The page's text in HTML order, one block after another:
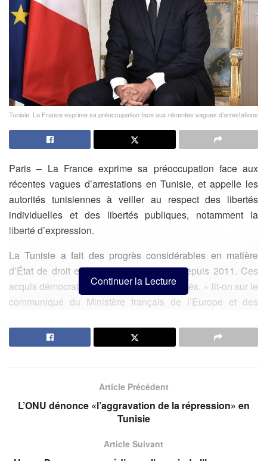
Tunisie: La France exprime sa préoccupation face aux récentes vagues d’arrestations
Paris – La France exprime sa préoccupation face aux
récentes vagues d’arrestations en Tunisie, et appelle les
autorités tunisiennes à veiller au respect des libertés
individuelles et des libertés publiques, notamment la
liberté d’expression.
La Tunisie a fait des progrès considérables en matière
d’État de droit et de libertés publiques depuis 2011. Ces
acquis démocratiques doivent être préservés, » lit-on sur le
communiqué du Ministère français de l’Europe et des
ArticlesSimilaires
Djerba : Refusé à l’hôtel, un Libyen crée la polémique et
Digital en Tunisie : Un pays ultra-connecté face au grand
défi des usages en ligne
Continuer la Lecture
Article Précédent
L’ONU dénonce «l’aggravation de la répression» en
Tunisie
Article Suivant